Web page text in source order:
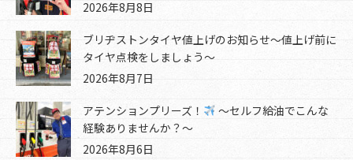
2026年8月8日
ブリヂストンタイヤ値上げのお知らせ～値上げ前に
タイヤ点検をしましょう～
2026年8月7日
アテンションプリーズ！
～セルフ給油でこんな
経験ありませんか？～
2026年8月6日